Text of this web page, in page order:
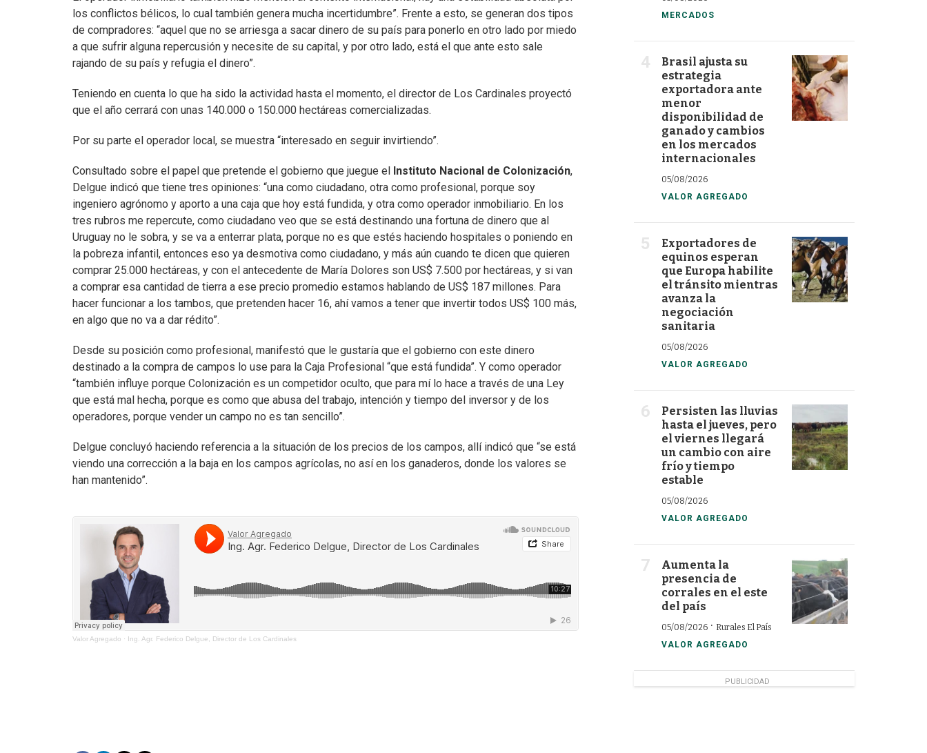
los conflictos bélicos, lo cual también genera mucha incertidumbre”. Frente a esto, se generan dos tipos
de compradores: “aquel que no se arriesga a sacar dinero de su país para ponerlo en otro lado por miedo
a que sufrir alguna repercusión y necesite de su capital, y por otro lado, está el que ante esto sale
rajando de su país y refugia el dinero”.
Teniendo en cuenta lo que ha sido la actividad hasta el momento, el director de Los Cardinales proyectó
que el año cerrará con unas 140.000 o 150.000 hectáreas comercializadas.
Por su parte el operador local, se muestra “interesado en seguir invirtiendo”.
Consultado sobre el papel que pretende el gobierno que juegue el Instituto Nacional de Colonización,
Delgue indicó que tiene tres opiniones: “una como ciudadano, otra como profesional, porque soy
ingeniero agrónomo y aporto a una caja que hoy está fundida, y otra como operador inmobiliario. En los
tres rubros me repercute, como ciudadano veo que se está destinando una fortuna de dinero que al
Uruguay no le sobra, y se va a enterrar plata, porque no es que estés haciendo hospitales o poniendo en
la pobreza infantil, entonces eso ya desmotiva como ciudadano, y más aún cuando te dicen que quieren
comprar 25.000 hectáreas, y con el antecedente de María Dolores son US$ 7.500 por hectáreas, y si van
a comprar esa cantidad de tierra a ese precio promedio estamos hablando de US$ 187 millones. Para
hacer funcionar a los tambos, que pretenden hacer 16, ahí vamos a tener que invertir todos US$ 100 más,
en algo que no va a dar rédito”.
Desde su posición como profesional, manifestó que le gustaría que el gobierno con este dinero
destinado a la compra de campos lo use para la Caja Profesional “que está fundida”. Y como operador
“también influye porque Colonización es un competidor oculto, que para mí lo hace a través de una Ley
que está mal hecha, porque es como que abusa del trabajo, intención y tiempo del inversor y de los
operadores, porque vender un campo no es tan sencillo”.
Delgue concluyó haciendo referencia a la situación de los precios de los campos, allí indicó que “se está
viendo una corrección a la baja en los campos agrícolas, no así en los ganaderos, donde los valores se
han mantenido”.
Valor Agregado · Ing. Agr. Federico Delgue, Director de Los Cardinales
MERCADOS
Brasil ajusta su
estrategia
exportadora ante
menor
disponibilidad de
ganado y cambios
en los mercados
internacionales
05/08/2026
VALOR AGREGADO
Exportadores de
equinos esperan
que Europa habilite
el tránsito mientras
avanza la
negociación
sanitaria
05/08/2026
VALOR AGREGADO
Persisten las lluvias
hasta el jueves, pero
el viernes llegará
un cambio con aire
frío y tiempo
estable
05/08/2026
VALOR AGREGADO
Aumenta la
presencia de
corrales en el este
del país
05/08/2026 · Rurales El País
VALOR AGREGADO
PUBLICIDAD